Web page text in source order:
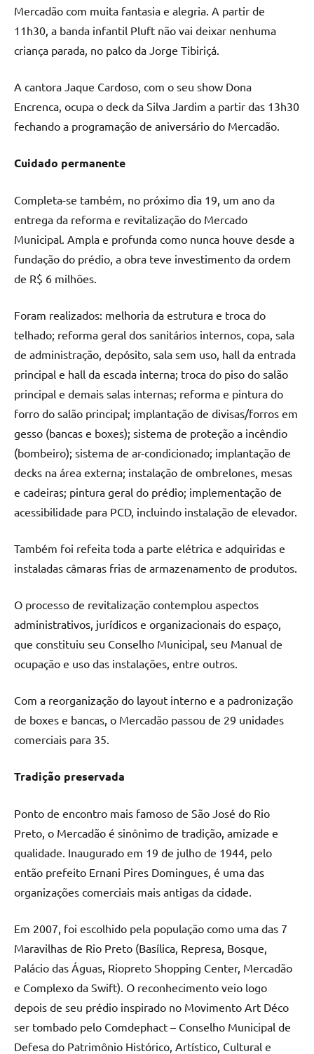
Mercadão com muita fantasia e alegria. A partir de
11h30, a banda infantil Pluft não vai deixar nenhuma
criança parada, no palco da Jorge Tibiriçá.
A cantora Jaque Cardoso, com o seu show Dona
Encrenca, ocupa o deck da Silva Jardim a partir das 13h30
fechando a programação de aniversário do Mercadão.
Cuidado permanente
Completa-se também, no próximo dia 19, um ano da
entrega da reforma e revitalização do Mercado
Municipal. Ampla e profunda como nunca houve desde a
fundação do prédio, a obra teve investimento da ordem
de R$ 6 milhões.
Foram realizados: melhoria da estrutura e troca do
telhado; reforma geral dos sanitários internos, copa, sala
de administração, depósito, sala sem uso, hall da entrada
principal e hall da escada interna; troca do piso do salão
principal e demais salas internas; reforma e pintura do
forro do salão principal; implantação de divisas/forros em
gesso (bancas e boxes); sistema de proteção a incêndio
(bombeiro); sistema de ar-condicionado; implantação de
decks na área externa; instalação de ombrelones, mesas
e cadeiras; pintura geral do prédio; implementação de
acessibilidade para PCD, incluindo instalação de elevador.
Também foi refeita toda a parte elétrica e adquiridas e
instaladas câmaras frias de armazenamento de produtos.
O processo de revitalização contemplou aspectos
administrativos, jurídicos e organizacionais do espaço,
que constituiu seu Conselho Municipal, seu Manual de
ocupação e uso das instalações, entre outros.
Com a reorganização do layout interno e a padronização
de boxes e bancas, o Mercadão passou de 29 unidades
comerciais para 35.
Tradição preservada
Ponto de encontro mais famoso de São José do Rio
Preto, o Mercadão é sinônimo de tradição, amizade e
qualidade. Inaugurado em 19 de julho de 1944, pelo
então prefeito Ernani Pires Domingues, é uma das
organizações comerciais mais antigas da cidade.
Em 2007, foi escolhido pela população como uma das 7
Maravilhas de Rio Preto (Basílica, Represa, Bosque,
Palácio das Águas, Riopreto Shopping Center, Mercadão
e Complexo da Swift). O reconhecimento veio logo
depois de seu prédio inspirado no Movimento Art Déco
ser tombado pelo Comdephact – Conselho Municipal de
Defesa do Patrimônio Histórico, Artístico, Cultural e